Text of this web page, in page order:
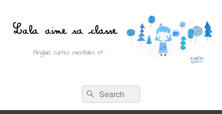
Lala aime sa classe
Anglais, cartes mentales et ….Recherche :
Rechercher